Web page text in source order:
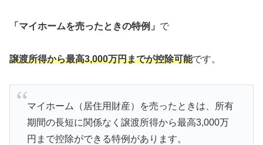
「マイホームを売ったときの特例」 で
譲渡所得から最高3,000万円までが控除可能です。
マイホーム（居住用財産）を売ったときは、所有
期間の長短に関係なく譲渡所得から最高3,000万
円まで控除ができる特例があります。